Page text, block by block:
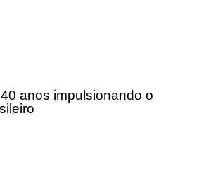
anos impulsionando o